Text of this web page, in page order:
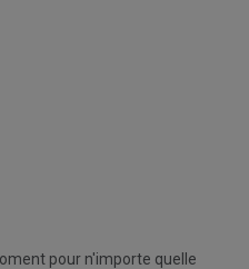
pour n'importe quelle